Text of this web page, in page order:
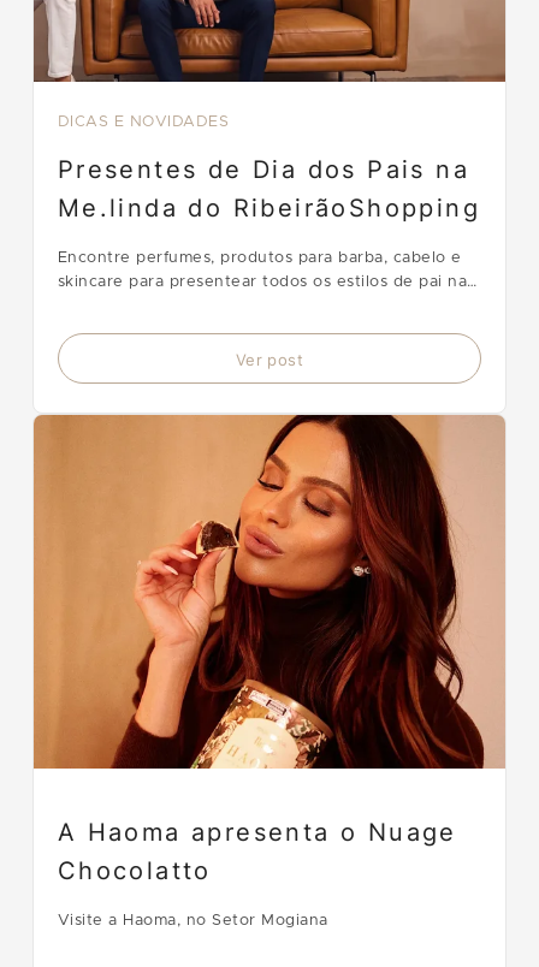
DICAS E NOVIDADES
Presentes de Dia dos Pais na
Me.linda do RibeirãoShopping
Encontre perfumes, produtos para barba, cabelo e
skincare para presentear todos os estilos de pai na
RibeirãoShopping.
Ver post
A Haoma apresenta o Nuage
Chocolatto
Visite a Haoma, no Setor Mogiana